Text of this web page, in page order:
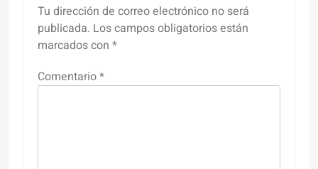
Tu dirección de correo electrónico no será
publicada. Los campos obligatorios están
marcados con *
Comentario*